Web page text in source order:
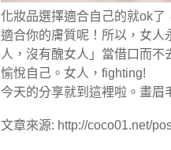
化妝品選擇適合自己的就ok
適合你的膚質呢！所以，女人
人，沒有醜女人」當借口而
愉悅自己。女人，fighting!
今天的分享就到這裡啦。畫眉
文章來源: http://coco01.net/